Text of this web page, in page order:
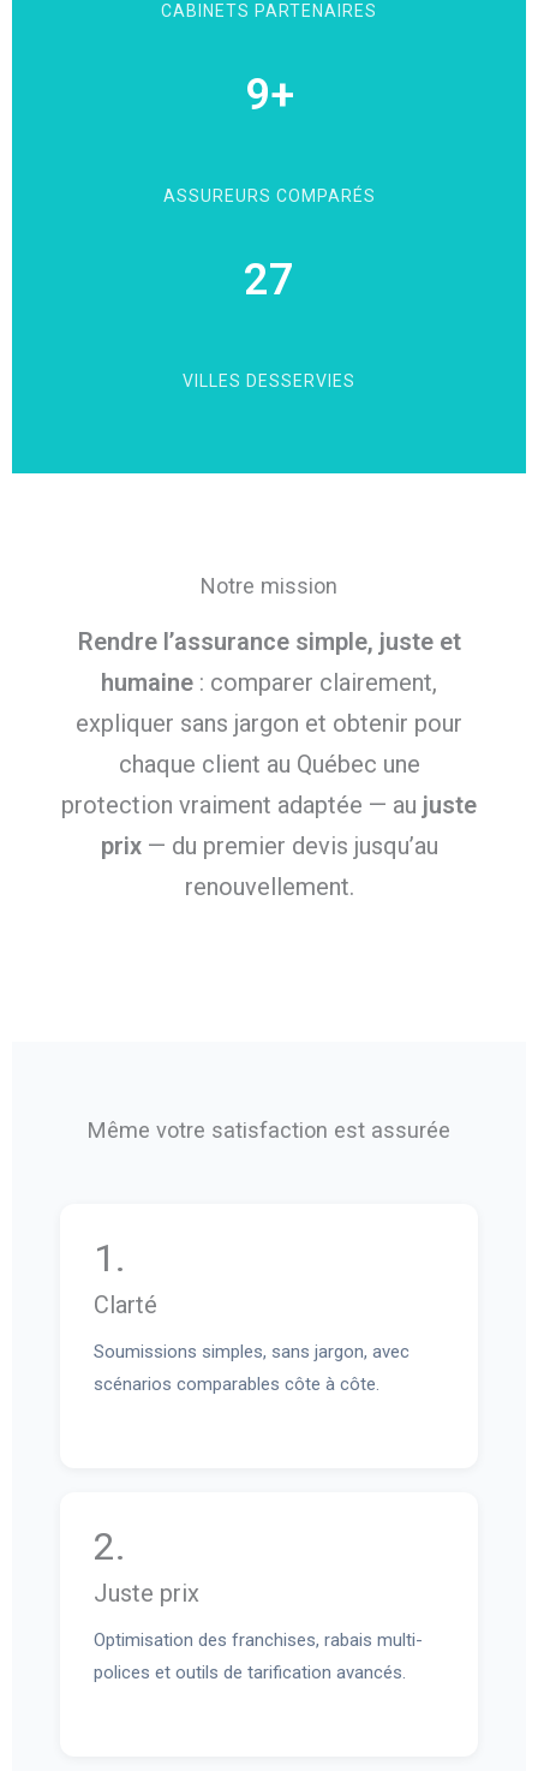
CABINETS PARTENAIRES
9+
ASSUREURS COMPARÉS
27
VILLES DESSERVIES
Notre mission
Rendre l’assurance simple, juste et
humaine : comparer clairement,
expliquer sans jargon et obtenir pour
chaque client au Québec une
protection vraiment adaptée — au juste
prix— du premier devis jusqu’au
renouvellement.
Même votre satisfaction est assurée
1.
Clarté
Soumissions simples, sans jargon, avec
scénarios comparables côte à côte.
2.
Juste prix
Optimisation des franchises, rabais multi-
polices et outils de tarification avancés.